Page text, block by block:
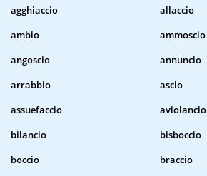
agghiaccio
allaccio
ambio
ammoscio
angoscio
annuncio
arrabbio
ascio
assuefaccio
aviolancio
bilancio
bisboccio
boccio
braccio